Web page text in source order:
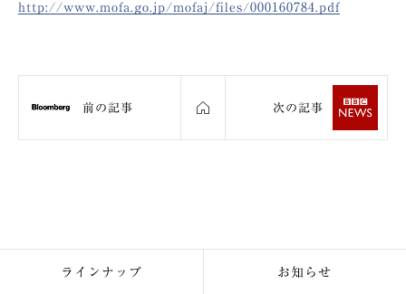
http://www.mofa.go.jp/mofaj/files/000160784.pdf
前の記事 次の記事
ラインナップ お知らせ